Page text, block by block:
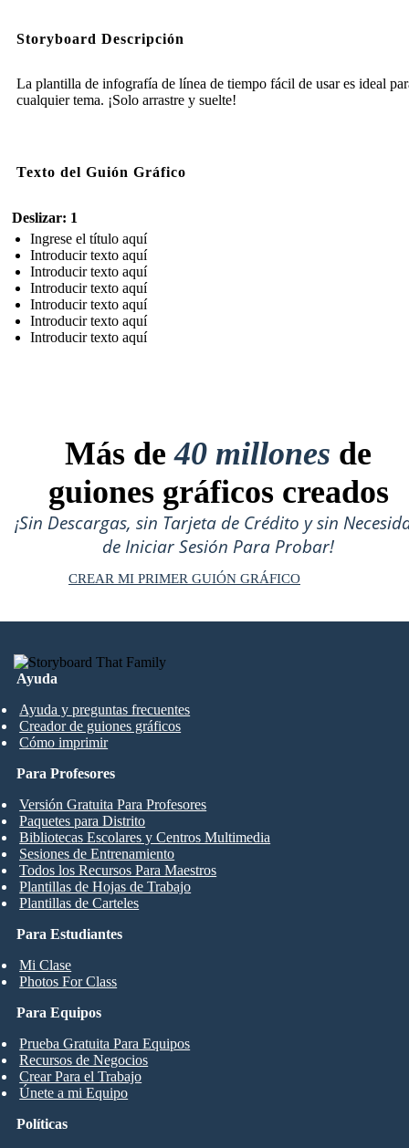
Storyboard Descripción
La plantilla de infografía de línea de tiempo fácil de usar es ideal
cualquier tema. ¡Solo arrastre y suelte!
Texto del Guión Gráfico
Deslizar: 1
Ingrese el título aquí
Introducir texto aquí
Introducir texto aquí
Introducir texto aquí
Introducir texto aquí
Introducir texto aquí
Introducir texto aquí
Más de40 millones de
guiones gráficos creados
¡Sin Descargas, sin Tarjeta de Crédito y sin
de Iniciar Sesión Para Probar!
CREAR MI PRIMER GUIÓN GRÁFICO
Ayuda
Ayuda y preguntas frecuentes
Creador de guiones gráficos
Cómo imprimir
Para Estudiantes
Mi Clase
Photos For Class
Para Profesores
Versión Gratuita Para Profesores
Paquetes para Distrito
Bibliotecas Escolares y Centros Multimedia
Sesiones de Entrenamiento
Todos los Recursos Para Maestros
Plantillas de Hojas de Trabajo
Plantillas de Carteles
Para Equipos
Prueba Gratuita Para Equipos
Recursos de Negocios
Crear Para el Trabajo
Únete a mi Equipo
Políticas